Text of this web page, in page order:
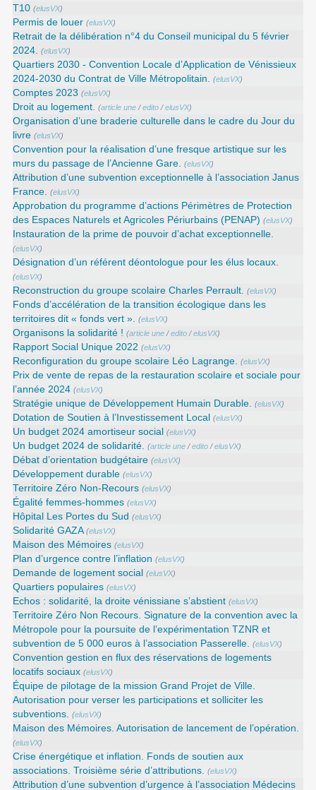
T10 (elusVX)
Permis de louer (elusVX)
Retrait de la délibération n°4 du Conseil municipal du 5 février
2024.
(elusVX)
Quartiers 2030 - Convention Locale d’Application de Vénissieux
2024-2030 du Contrat de Ville Métropolitain.
(elusVX)
Comptes 2023 (elusVX)
Droit au logement. (article une /edito /elusVX)
Organisation d’une braderie culturelle dans le cadre du Jour du
livre (elusVX)
Convention pour la réalisation d’une fresque artistique sur les
murs du passage de l’Ancienne Gare.
(elusVX)
Attribution d’une subvention exceptionnelle à l’association Janus
France.
(elusVX)
Approbation du programme d’actions Périmètres de Protection
des Espaces Naturels et Agricoles Périurbains (PENAP) (elusVX)
Instauration de la prime de pouvoir d’achat exceptionnelle.
(elusVX)
Désignation d’un référent déontologue pour les élus locaux.
(elusVX)
Reconstruction du groupe scolaire Charles Perrault. (elusVX)
Fonds d’accélération de la transition écologique dans les
territoires dit « fonds vert ».
(elusVX)
Organisons la solidarité ! (article une /edito /elusVX)
Rapport Social Unique 2022 (elusVX)
Reconfiguration du groupe scolaire Léo Lagrange. (elusVX)
Prix de vente de repas de la restauration scolaire et sociale pour
l’année 2024 (elusVX)
Stratégie unique de Développement Humain Durable. (elusVX)
Dotation de Soutien à l’Investissement Local (elusVX)
Un budget 2024 amortiseur social (elusVX)
Un budget 2024 de solidarité. (article une /edito /elusVX)
Débat d’orientation budgétaire (elusVX)
Développement durable (elusVX)
Territoire Zéro Non-Recours (elusVX)
Égalité femmes-hommes (elusVX)
Hôpital Les Portes du Sud (elusVX)
Solidarité GAZA (elusVX)
Maison des Mémoires (elusVX)
Plan d’urgence contre l’inflation (elusVX)
Demande de logement social (elusVX)
Quartiers populaires (elusVX)
Echos : solidarité, la droite vénissiane s’abstient (elusVX)
Territoire Zéro Non Recours. Signature de la convention avec la
Métropole pour la poursuite de l’expérimentation TZNR et
subvention de 5 000 euros à l’association Passerelle.
(elusVX)
Convention gestion en flux des réservations de logements
locatifs sociaux (elusVX)
Équipe de pilotage de la mission Grand Projet de Ville.
Autorisation pour verser les participations et solliciter les
subventions.
(elusVX)
Maison des Mémoires. Autorisation de lancement de l’opération.
(elusVX)
Crise énergétique et inflation. Fonds de soutien aux
associations. Troisième série d’attributions.
(elusVX)
Attribution d’une subvention d’urgence à l’association Médecins